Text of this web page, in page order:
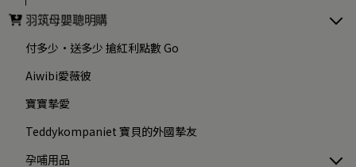
羽筑母嬰聰明購
付多少·送多少 搶紅利點數 Go
Aiwibi愛薇彼
寶寶摯愛
Teddykompaniet 寶貝的外國摯友
孕哺用品